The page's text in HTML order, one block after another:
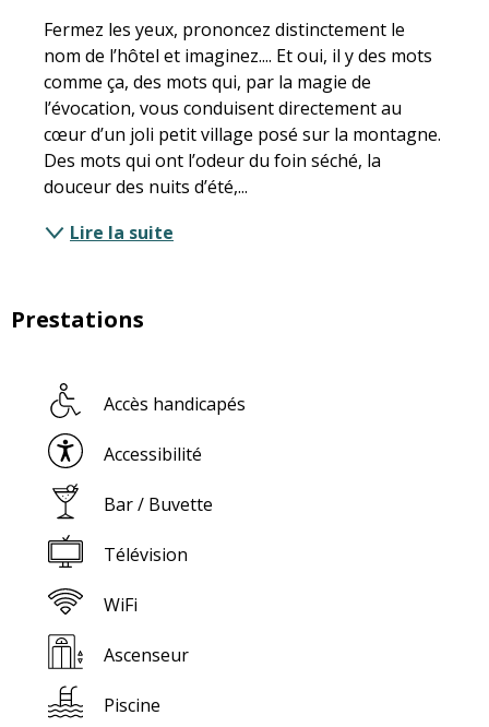
Fermez les yeux, prononcez distinctement le
nom de l’hôtel et imaginez.... Et oui, il y des mots
comme ça, des mots qui, par la magie de
l’évocation, vous conduisent directement au
cœur d’un joli petit village posé sur la montagne.
Des mots qui ont l’odeur du foin séché, la
douceur des nuits d’été,...
Lire la suite
Prestations
Accès handicapés
Accessibilité
Bar / Buvette
Télévision
WiFi
Ascenseur
Piscine